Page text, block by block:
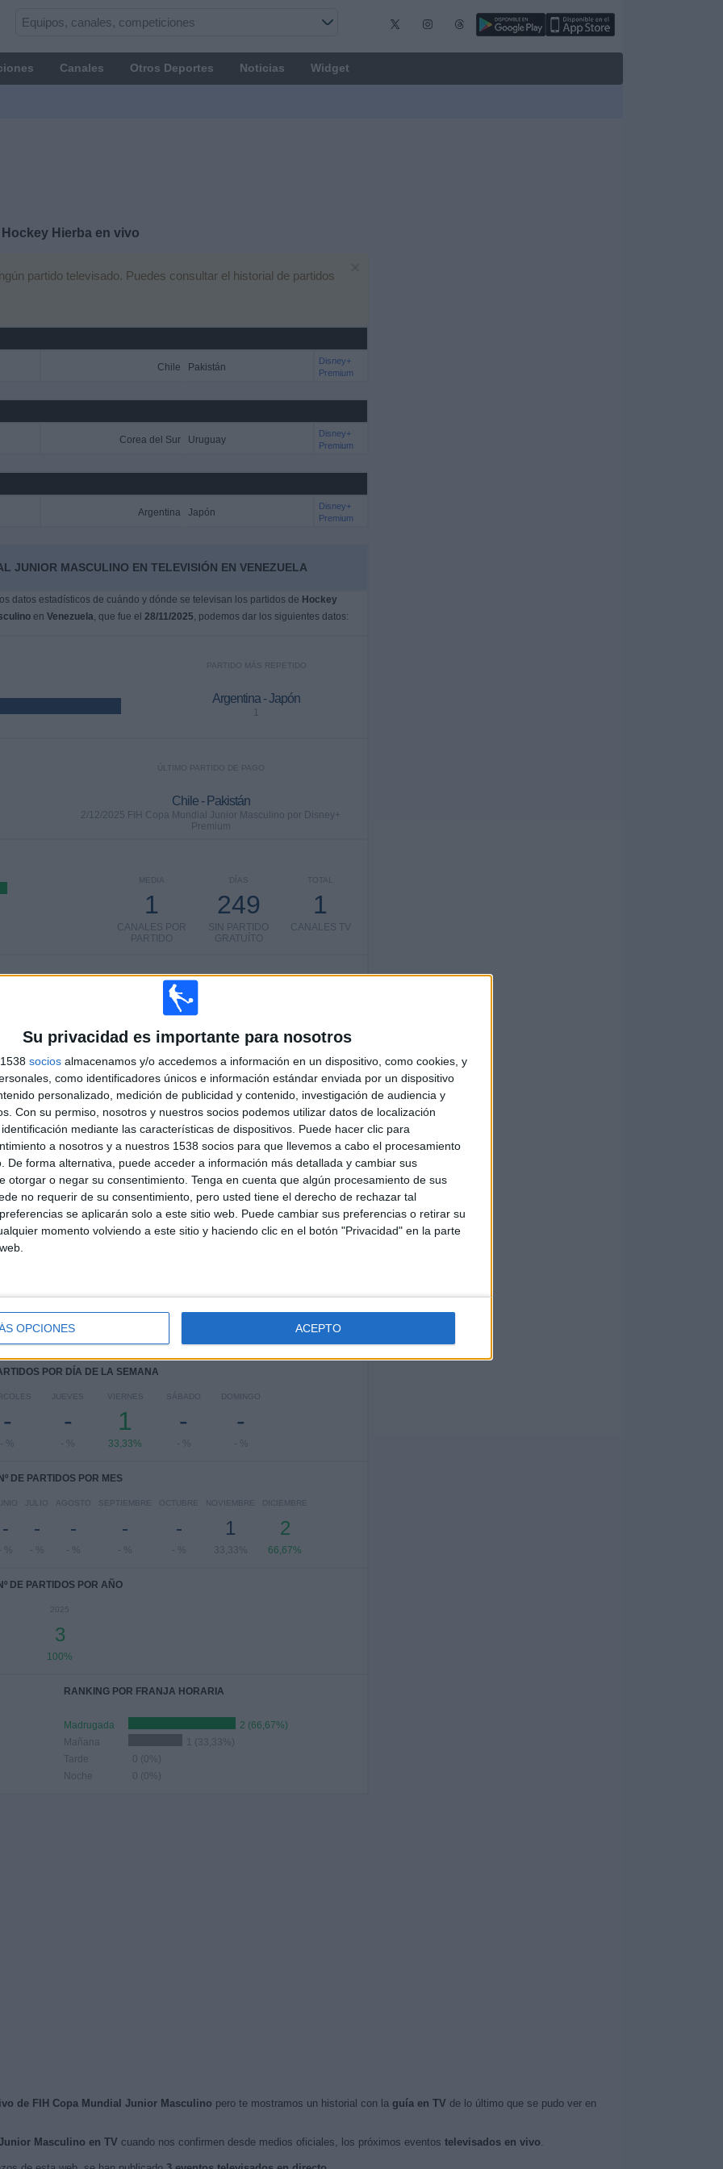
Su privacidad es importante para nosotros
socios almacenamos y/o accedemos a información en un dispositivo, como cookies, y
como identificadores únicos e información estándar enviada por un dispositivo
personalizado, medición de publicidad y contenido, investigación de audiencia y
Con su permiso, nosotros y nuestros socios podemos utilizar datos de localización
mediante las características de dispositivos. Puede hacer clic para
a nosotros y a nuestros 1538 socios para que llevemos a cabo el procesamiento
De forma alternativa, puede acceder a información más detallada y cambiar sus
otorgar o negar su consentimiento. Tenga en cuenta que algún procesamiento de sus
no requerir de su consentimiento, pero usted tiene el derecho de rechazar tal
se aplicarán solo a este sitio web. Puede cambiar sus preferencias o retirar su
momento volviendo a este sitio y haciendo clic en el botón "Privacidad" en la parte
OPCIONES ACEPTO
Canales Otros Deportes Noticias Widget
Hierba en vivo
partido televisado. Puedes consultar el historial de partidos
Chile Pakistán
Disney+
Premium
Corea del Sur Uruguay
Disney+
Premium
Argentina Japón
Disney+
Premium
JUNIOR MASCULINO EN TELEVISIÓN EN VENEZUELA
datos estadísticos de cuándo y dónde se televisan los partidos de Hockey
en Venezuela, que fue el 28/11/2025, podemos dar los siguientes datos:
PARTIDO MÁS REPETIDO
Argentina - Japón
1
ÚLTIMO PARTIDO DE PAGO
Chile - Pakistán
2/12/2025 FIH Copa Mundial Junior Masculino por Disney+
Premium
TOTAL
1
CANALES TV
DÍAS
249
SIN PARTIDO
GRATUÍTO
MEDIA
1
CANALES POR
PARTIDO
TOTAL
TOTAL
Ranking equipos por nº de partidos en abierto
Ver ranking completo
Ranking equipos por nº de partidos Visitante
Ver ranking completo
POR DÍA DE LA SEMANA
-
- %
JUEVES
-
- %
VIERNES
1
33,33%
SÁBADO
-
- %
DOMINGO
-
- %
Nº DE PARTIDOS POR MES
-
- %
JULIO
-
- %
AGOSTO
-
- %
SEPTIEMBRE
-
- %
OCTUBRE
-
- %
NOVIEMBRE
1
33,33%
DICIEMBRE
2
66,67%
DE PARTIDOS POR AÑO
2025
3
100%
RANKING POR FRANJA HORARIA
Madrugada
2 (66,67%)
Mañana
1 (33,33%)
Tarde
0 (0%)
Noche
0 (0%)
de FIH Copa Mundial Junior Masculino pero te mostramos un historial con la guía en TV de lo último que se pudo ver en
Masculino en TV cuando nos confirmen desde medios oficiales, los próximos eventos televisados en vivo.